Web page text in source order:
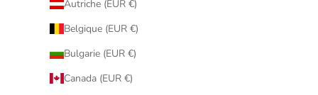
Autriche (EUR €)
Belgique (EUR €)
Bulgarie (EUR €)
Canada (EUR €)